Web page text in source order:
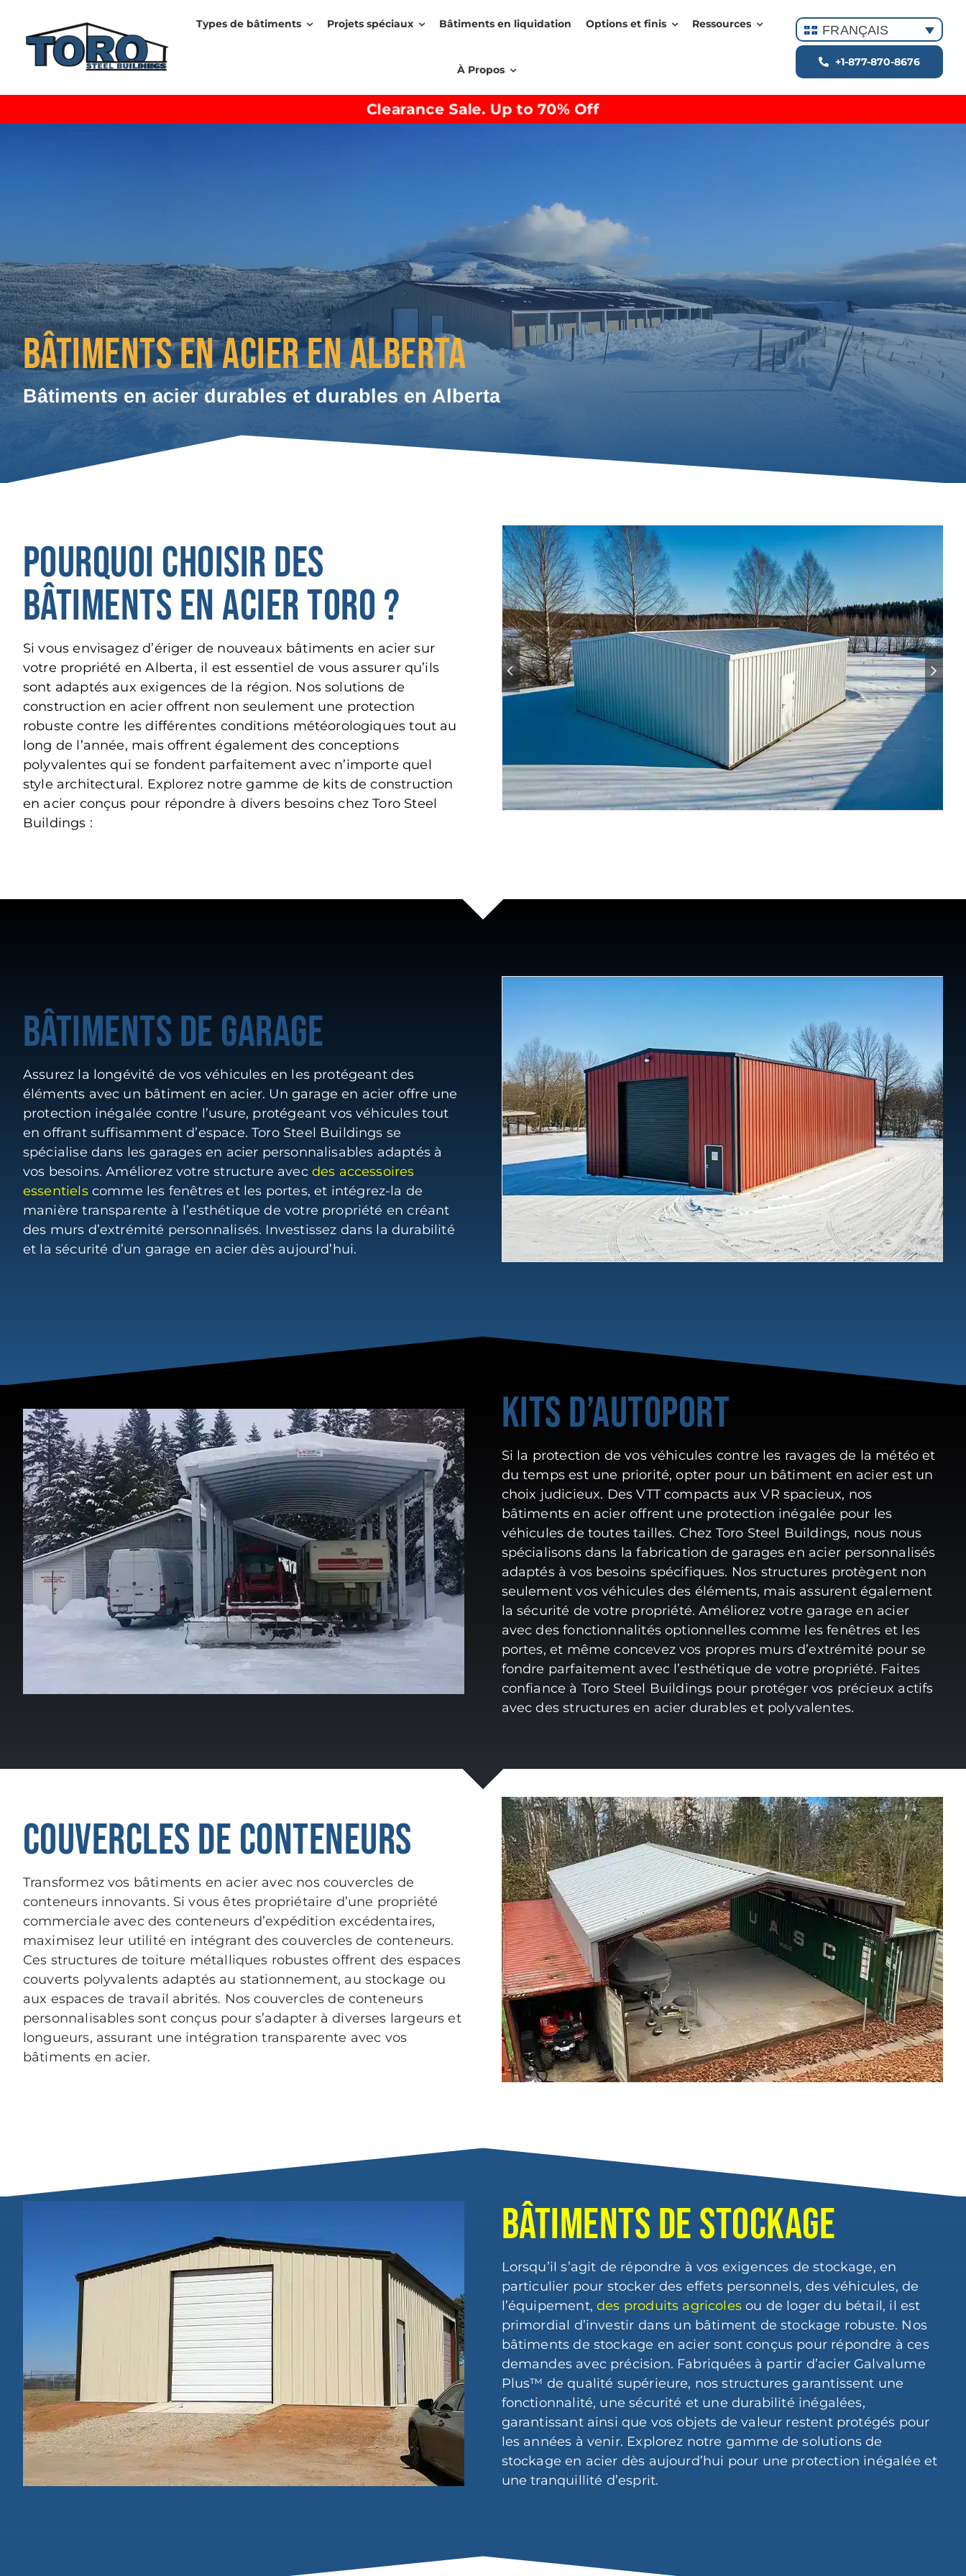
content
Types de bâtiments Projets spéciaux Bâtiments en liquidation Options et finis Ressources
À Propos
FRANÇAIS
+1-877-870-8676
Clearance Sale. Up to 70% Off
BÂTIMENTS EN ACIER EN ALBERTA
Bâtiments en acier durables et durables en Alberta
POURQUOI CHOISIR DES
BÂTIMENTS EN ACIER TORO ?
Si vous envisagez d’ériger de nouveaux bâtiments en acier sur
votre propriété en Alberta, il est essentiel de vous assurer qu’ils
sont adaptés aux exigences de la région. Nos solutions de
construction en acier offrent non seulement une protection
robuste contre les différentes conditions météorologiques tout au
long de l’année, mais offrent également des conceptions
polyvalentes qui se fondent parfaitement avec n’importe quel
style architectural. Explorez notre gamme de kits de construction
en acier conçus pour répondre à divers besoins chez Toro Steel
Buildings :
BÂTIMENTS DE GARAGE
Assurez la longévité de vos véhicules en les protégeant des
éléments avec un bâtiment en acier. Un garage en acier offre une
protection inégalée contre l’usure, protégeant vos véhicules tout
en offrant suffisamment d’espace. Toro Steel Buildings se
spécialise dans les garages en acier personnalisables adaptés à
vos besoins. Améliorez votre structure avec des accessoires
essentielscomme les fenêtres et les portes, et intégrez-la de
manière transparente à l’esthétique de votre propriété en créant
des murs d’extrémité personnalisés. Investissez dans la durabilité
et la sécurité d’un garage en acier dès aujourd’hui.
KITS D’AUTOPORT
Si la protection de vos véhicules contre les ravages de la météo et
du temps est une priorité, opter pour un bâtiment en acier est un
choix judicieux. Des VTT compacts aux VR spacieux, nos
bâtiments en acier offrent une protection inégalée pour les
véhicules de toutes tailles. Chez Toro Steel Buildings, nous nous
spécialisons dans la fabrication de garages en acier personnalisés
adaptés à vos besoins spécifiques. Nos structures protègent non
seulement vos véhicules des éléments, mais assurent également
la sécurité de votre propriété. Améliorez votre garage en acier
avec des fonctionnalités optionnelles comme les fenêtres et les
portes, et même concevez vos propres murs d’extrémité pour se
fondre parfaitement avec l’esthétique de votre propriété. Faites
confiance à Toro Steel Buildings pour protéger vos précieux actifs
avec des structures en acier durables et polyvalentes.
COUVERCLES DE CONTENEURS
Transformez vos bâtiments en acier avec nos couvercles de
conteneurs innovants. Si vous êtes propriétaire d’une propriété
commerciale avec des conteneurs d’expédition excédentaires,
maximisez leur utilité en intégrant des couvercles de conteneurs.
Ces structures de toiture métalliques robustes offrent des espaces
couverts polyvalents adaptés au stationnement, au stockage ou
aux espaces de travail abrités. Nos couvercles de conteneurs
personnalisables sont conçus pour s’adapter à diverses largeurs et
longueurs, assurant une intégration transparente avec vos
bâtiments en acier.
BÂTIMENTS DE STOCKAGE
Lorsqu’il s’agit de répondre à vos exigences de stockage, en
particulier pour stocker des effets personnels, des véhicules, de
l’équipement,des produits agricoles ou de loger du bétail, il est
primordial d’investir dans un bâtiment de stockage robuste. Nos
bâtiments de stockage en acier sont conçus pour répondre à ces
demandes avec précision. Fabriquées à partir d’acier Galvalume
Plus™ de qualité supérieure, nos structures garantissent une
fonctionnalité, une sécurité et une durabilité inégalées,
garantissant ainsi que vos objets de valeur restent protégés pour
les années à venir. Explorez notre gamme de solutions de
stockage en acier dès aujourd’hui pour une protection inégalée et
une tranquillité d’esprit.